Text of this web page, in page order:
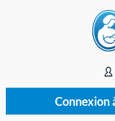
Connexion